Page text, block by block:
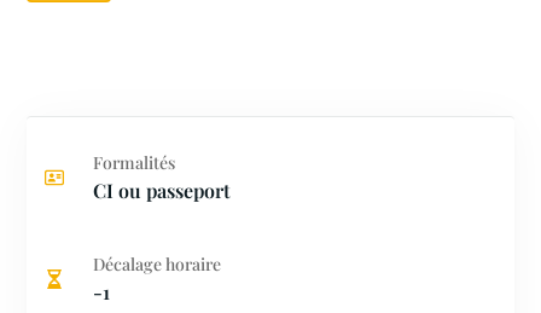
Formalités
CI ou passeport
Décalage horaire
-1